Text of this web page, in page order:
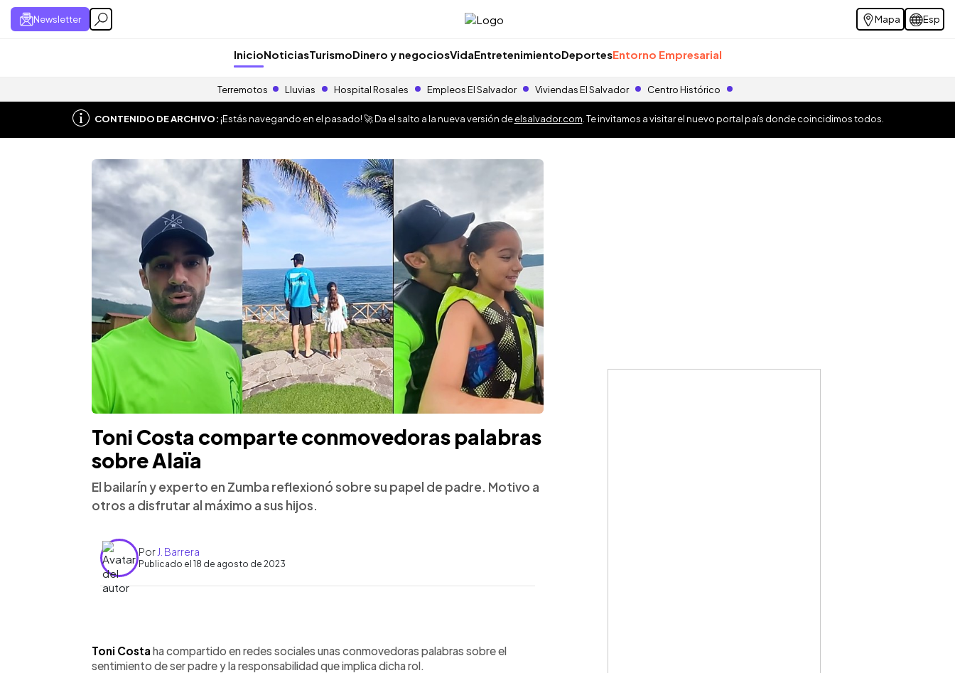
Newsletter Mapa Esp
InicioNoticiasTurismoDinero y negociosVidaEntretenimientoDeportesEntorno Empresarial
Terremotos Lluvias Hospital Rosales Empleos El Salvador Viviendas El Salvador Centro Histórico
CONTENIDO DE ARCHIVO:¡Estás navegando en el pasado! 🚀 Da el salto a la nueva versión deelsalvador.com . Te invitamos a visitar el nuevo portal país donde coincidimos todos.
Toni Costa comparte conmovedoras palabras
sobre Alaïa
El bailarín y experto en Zumba reflexionó sobre su papel de padre. Motivo a
otros a disfrutar al máximo a sus hijos.
Por J. Barrera
Publicado el 18 de agosto de 2023
► Escuchar artículo
Toni Costa ha compartido en redes sociales unas conmovedoras palabras sobre el
sentimiento de ser padre y la responsabilidad que implica dicha rol.